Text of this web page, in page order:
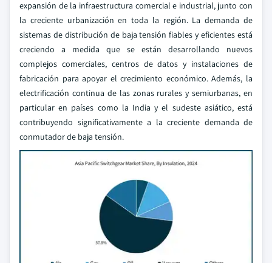
expansión de la infraestructura comercial e industrial, junto con
la creciente urbanización en toda la región. La demanda de
sistemas de distribución de baja tensión fiables y eficientes está
creciendo a medida que se están desarrollando nuevos
complejos comerciales, centros de datos y instalaciones de
fabricación para apoyar el crecimiento económico. Además, la
electrificación continua de las zonas rurales y semiurbanas, en
particular en países como la India y el sudeste asiático, está
contribuyendo significativamente a la creciente demanda de
conmutador de baja tensión.